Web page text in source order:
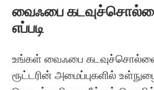
வைஃபை
எப்படி
உங்கள் வைஃபை
ரூட்டரின் அமைப்புகளில்